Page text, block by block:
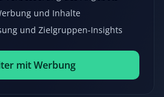
und Inhalte
und Zielgruppen-Insights
mit Werbung